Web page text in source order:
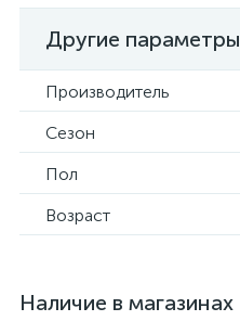
Другие параметры
Производитель
Сезон
Пол
Возраст
Наличие в магазинах